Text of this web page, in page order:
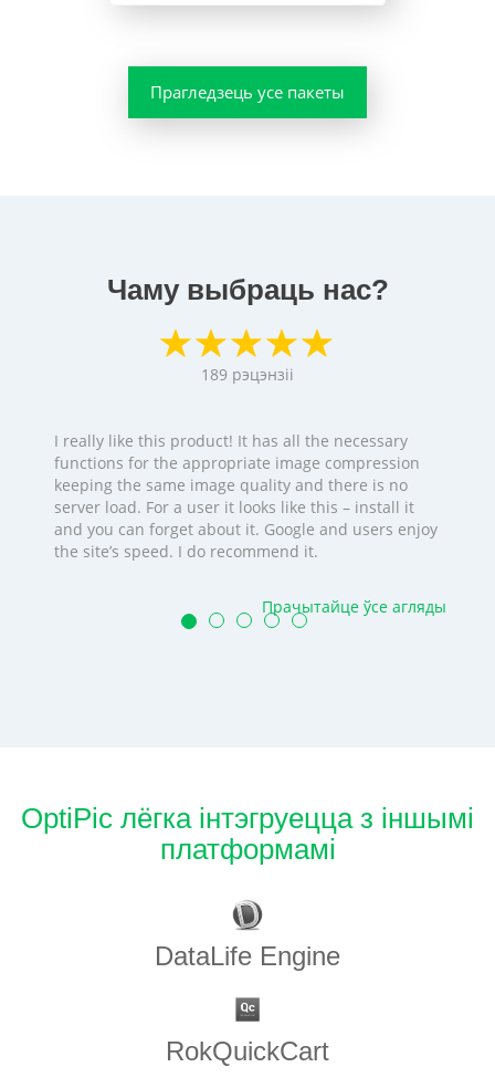
Прагледзець усе пакеты
Чаму выбраць нас?
189 рэцэнзіі
I really like this product! It has all the necessary
functions for the appropriate image compression
keeping the same image quality and there is no
server load. For a user it looks like this – install it
and you can forget about it. Google and users enjoy
the site’s speed. I do recommend it.
Прачытайце ўсе агляды
OptiPic лёгка інтэгруецца з іншымі
платформамі
DataLife Engine
RokQuickCart